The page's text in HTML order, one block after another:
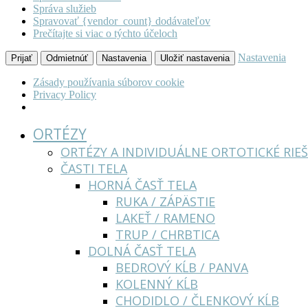
Správa služieb
Spravovať {vendor_count} dodávateľov
Prečítajte si viac o týchto účeloch
Prijať Odmietnúť Nastavenia Uložiť nastavenia Nastavenia
Zásady používania súborov cookie
Privacy Policy
ORTÉZY
ORTÉZY A INDIVIDUÁLNE ORTOTICKÉ
ČASTI TELA
HORNÁ ČASŤ TELA
RUKA / ZÁPÄSTIE
LAKEŤ / RAMENO
TRUP / CHRBTICA
DOLNÁ ČASŤ TELA
BEDROVÝ KĹB / PANVA
KOLENNÝ KĹB
CHODIDLO / ČLENKOVÝ KĹB